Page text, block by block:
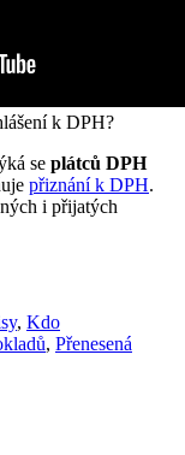
k DPH?
se plátců DPH
přiznání k DPH.
i přijatých
, Kdo
, Přenesená